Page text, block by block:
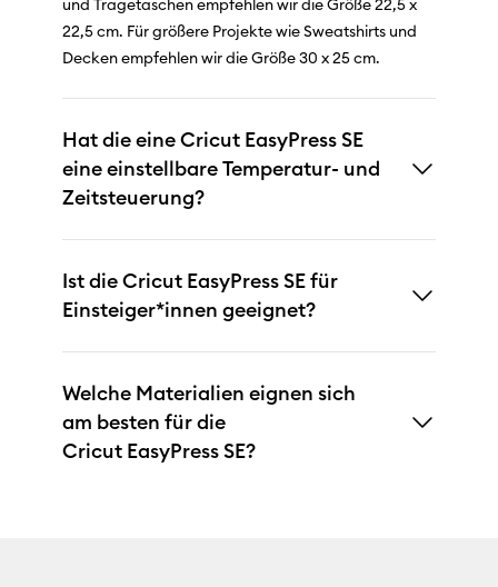
und Tragetaschen empfehlen wir die Größe 22,5 x
22,5 cm. Für größere Projekte wie Sweatshirts und
Decken empfehlen wir die Größe 30 x 25 cm.
Hat die eine Cricut EasyPress SE
eine einstellbare Temperatur- und
Zeitsteuerung?
Ist die Cricut EasyPress SE für
Einsteiger*innen geeignet?
Welche Materialien eignen sich
am besten für die
Cricut EasyPress SE?